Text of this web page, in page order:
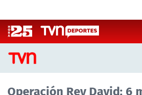
CASTING MASTERCHEF CHILE
Operación Rey David: 6